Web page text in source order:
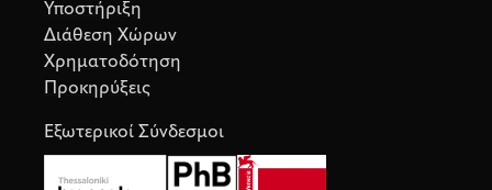
Υποστήριξη
Διάθεση Χώρων
Χρηματοδότηση
Προκηρύξεις
Εξωτερικοί Σύνδεσμοι